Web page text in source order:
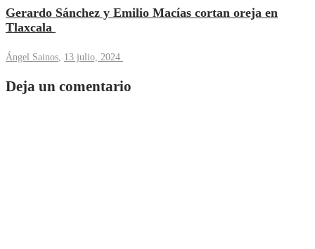
Gerardo Sánchez y Emilio Macías cortan oreja en
Tlaxcala
Ángel Sainos, 13 julio, 2024
Deja un comentario